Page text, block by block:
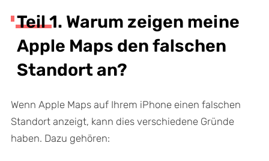
Teil 1. Warum zeigen meine
Apple Maps den falschen
Standort an?
Wenn Apple Maps auf Ihrem iPhone einen falschen
Standort anzeigt, kann dies verschiedene Gründe
haben. Dazu gehören: